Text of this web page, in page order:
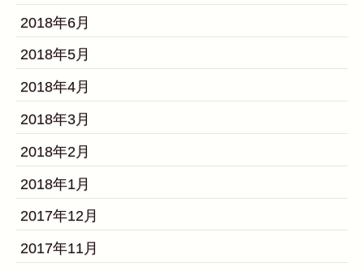
2018年6月
2018年5月
2018年4月
2018年3月
2018年2月
2018年1月
2017年12月
2017年11月